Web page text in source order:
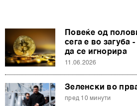
Повеќе од
сега е во загуба
да се игнорира
11.06.2026
Зеленски во
пред 10 минути